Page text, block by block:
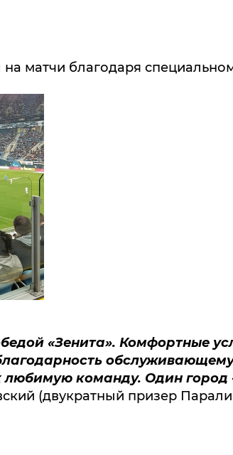
матчи благодаря
«Зенита». Комфортные
любимую команду. Один город
(двукратный призер